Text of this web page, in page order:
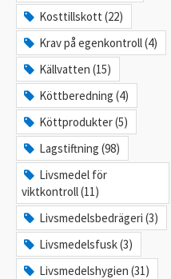
Kosttillskott (22)
Krav på egenkontroll (4)
Källvatten (15)
Köttberedning (4)
Köttprodukter (5)
Lagstiftning (98)
Livsmedel för
viktkontroll (11)
Livsmedelsbedrägeri (3)
Livsmedelsfusk (3)
Livsmedelshygien (31)